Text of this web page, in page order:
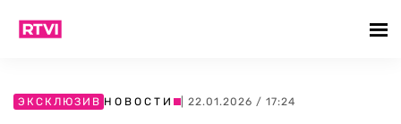
ЭКСКЛЮЗИВ НОВОСТИ | 22.01.2026 / 17:24